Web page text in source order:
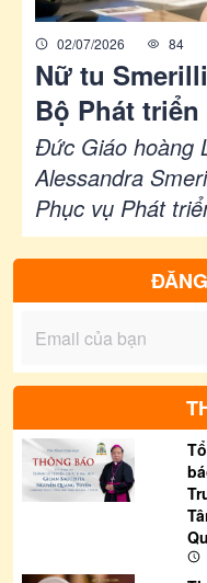
02/07/2026 84
Nữ tu
Bộ Phát
diện
Đức Giáo hoàng
Alessandra
Phục vụ Phát
Đức Hồng y
làm Đồng Tổng
Jozef Barlaš
ký. Các quyết